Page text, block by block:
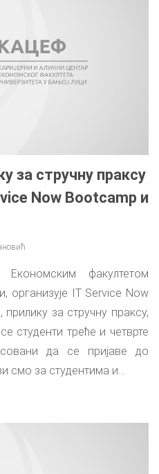
за стручну праксу
Now Bootcamp и
факултетом
организује IT Service Now
за стручну праксу,
студенти треће и четврте
да се пријаве до
смо за студентима и...